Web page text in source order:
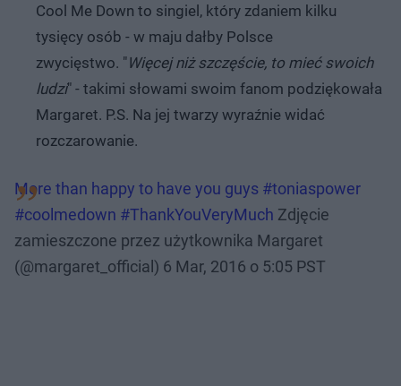
Cool Me Down to singiel, który zdaniem kilku
tysięcy osób - w maju dałby Polsce
zwycięstwo. "Więcej niż szczęście, to mieć swoich
ludzi" - takimi słowami swoim fanom podziękowała
Margaret. P.S. Na jej twarzy wyraźnie widać
rozczarowanie.
More than happy to have you guys #toniaspower
#coolmedown #ThankYouVeryMuch Zdjęcie
zamieszczone przez użytkownika Margaret
(@margaret_official) 6 Mar, 2016 o 5:05 PST